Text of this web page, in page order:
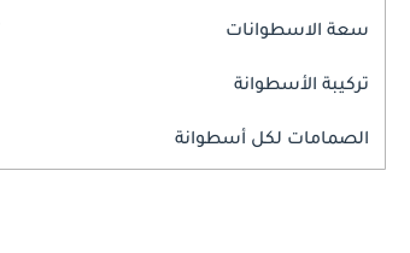
سعة الاسطوانات
تركيبة الأسطوانة
الصمامات لكل أسطوانة